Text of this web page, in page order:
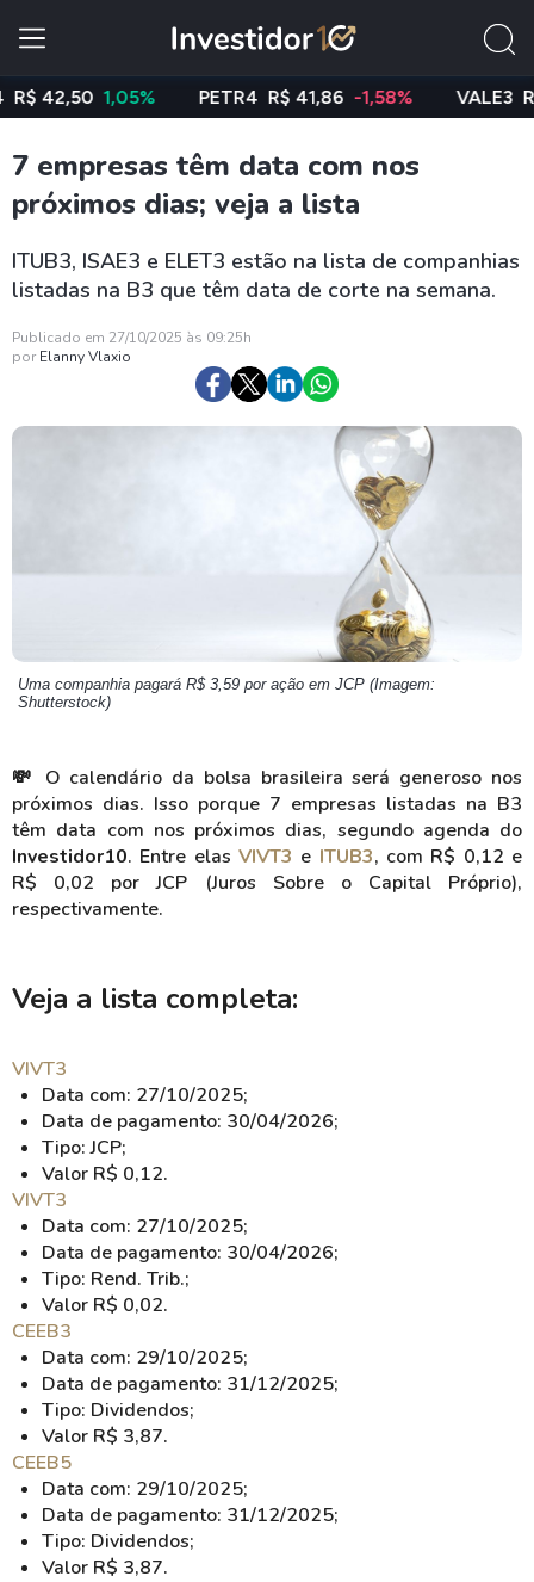
1,05% PETR4 R$ 41,86 -1,58% VALE3 R$
7 empresas têm data com nos
próximos dias; veja a lista
ITUB3, ISAE3 e ELET3 estão na lista de companhias
listadas na B3 que têm data de corte na semana.
Publicado em 27/10/2025 às 09:25h
por Elanny Vlaxio
Uma companhia pagará R$ 3,59 por ação em JCP (Imagem:
Shutterstock)
💸 O calendário da bolsa brasileira será generoso nos
próximos dias. Isso porque 7 empresas listadas na B3
têm data com nos próximos dias, segundo agenda do
Investidor10. Entre elas VIVT3 e ITUB3, com R$ 0,12 e
R$ 0,02 por JCP (Juros Sobre o Capital Próprio),
respectivamente.
Veja a lista completa:
VIVT3
Data com: 27/10/2025;
Data de pagamento: 30/04/2026;
Tipo: JCP;
Valor R$ 0,12.
VIVT3
Data com: 27/10/2025;
Data de pagamento: 30/04/2026;
Tipo: Rend. Trib.;
Valor R$ 0,02.
CEEB3
Data com: 29/10/2025;
Data de pagamento: 31/12/2025;
Tipo: Dividendos;
Valor R$ 3,87.
CEEB5
Data com: 29/10/2025;
Data de pagamento: 31/12/2025;
Tipo: Dividendos;
Valor R$ 3,87.